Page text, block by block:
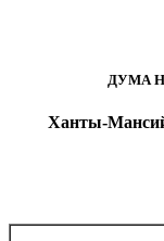
ДУМА
Ханты-